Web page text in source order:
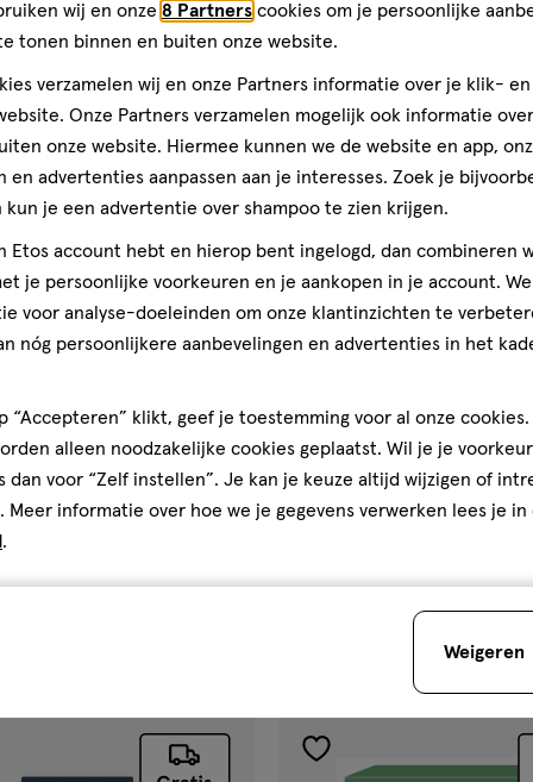
1 voor
24.99
24.99
Scheerapparaat Met 4
Bijna uitverkocht! Er
toevoegen
aan
verlanglijst
1 stuk
toevoegen
bezorging vanaf €35
wij en onze 8 Partners cookies om je persoonlijke
tonen binnen en buiten onze website.
verzamelen wij en onze Partners informatie over je klik-
Onze Partners verzamelen mogelijk ook informatie
onze website. Hiermee kunnen we de website en app,
en advertenties aanpassen aan je interesses. Zoek je
kun je een advertentie over shampoo te zien krijgen.
Etos account hebt en hierop bent ingelogd, dan combineren
je persoonlijke voorkeuren en je aankopen in je account.
voor analyse-doeleinden om onze klantinzichten te
nóg persoonlijkere aanbevelingen en advertenties in het
“Accepteren” klikt, geef je toestemming voor al onze cookies.
alleen noodzakelijke cookies geplaatst. Wil je je
dan voor “Zelf instellen”. Je kan je keuze altijd wijzigen of
. Meer informatie over hoe we je gegevens verwerken lees je in
.
Weigeren